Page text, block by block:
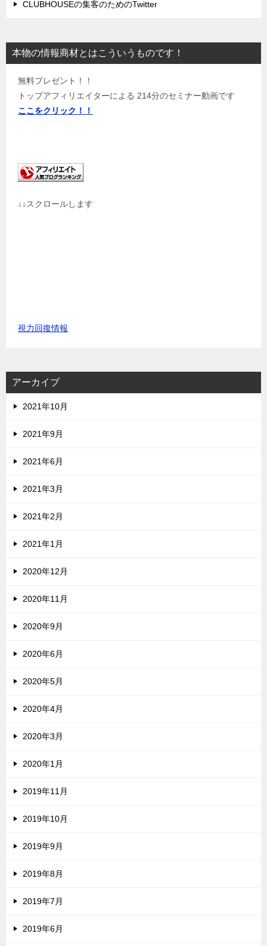
CLUBHOUSEの集客のためのTwitter
本物の情報商材とはこういうものです！
無料プレゼント！！
トップアフィリエイターによる 214分のセミナー動画です
ここをクリック！！
↓↓スクロールします
視力回復情報
アーカイブ
2021年10月
2021年9月
2021年6月
2021年3月
2021年2月
2021年1月
2020年12月
2020年11月
2020年9月
2020年6月
2020年5月
2020年4月
2020年3月
2020年1月
2019年11月
2019年10月
2019年9月
2019年8月
2019年7月
2019年6月